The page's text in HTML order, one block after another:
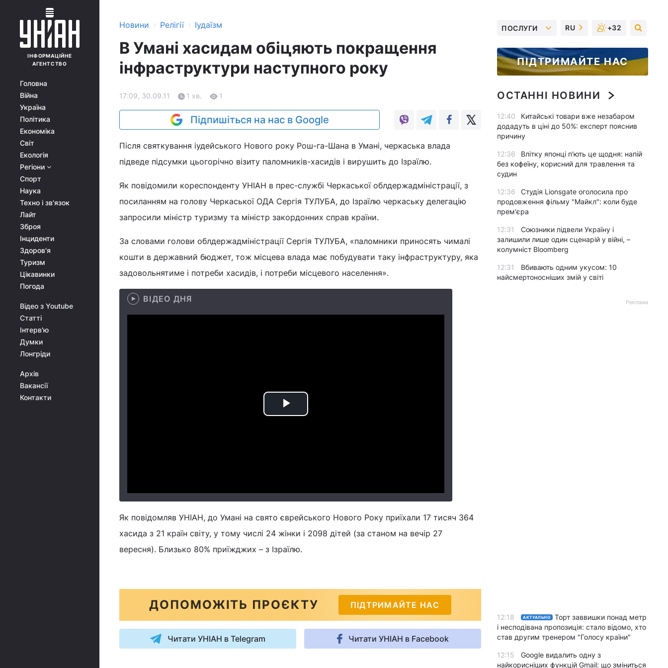
ІНФОРМАЦІЙНЕ
АГЕНТСТВО
Головна
Війна
Україна
Політика
Економіка
Світ
Екологія
Регіони
Спорт
Наука
Техно і зв'язок
Лайт
Зброя
Інциденти
Здоров'я
Туризм
Цікавинки
Погода
Відео з Youtube
Статті
Інтерв'ю
Думки
Лонгріди
Архів
Вакансії
Контакти
Новини › Релігії › Іудаїзм
В Умані хасидам обіцяють покращення
інфраструктури наступного року
17:09, 30.09.11 1 хв. 1
Підпишіться на нас в Google
Після святкування іудейського Нового року Рош-га-Шана в Умані, черкаська влада
підведе підсумки цьогорічно візиту паломників-хасидів і вирушить до Ізраїлю.
Як повідомили кореспонденту УНІАН в прес-службі Черкаської облдержадміністрації, з
посиланням на голову Черкаської ОДА Сергія ТУЛУБА, до Ізраїлю черкаську делегацію
запросили міністр туризму та міністр закордонних справ країни.
За словами голови облдержадміністрації Сергія ТУЛУБА, «паломники приносять чималі
кошти в державний бюджет, тож місцева влада має побудувати таку інфраструктуру, яка
задовольнятиме і потреби хасидів, і потреби місцевого населення».
ВІДЕО ДНЯ
Play
Як повідомляв УНІАН, до Умані на свято єврейського Нового Року приїхали 17 тисяч 364
хасида з 21 країн світу, у тому числі 24 жінки і 2098 дітей (за станом на вечір 27
вересня). Близько 80% приїжджих – з Ізраїлю.
ДОПОМОЖІТЬ ПРОЄКТУ ПІДТРИМАЙТЕ НАС
Читати УНІАН в Telegram Читати УНІАН в Facebook
ПОСЛУГИ RU +32
ПІДТРИМАЙТЕ НАС
ОСТАННІ НОВИНИ
12:40
Китайські товари вже незабаром
додадуть в ціні до 50%: експерт пояснив
причину
12:36
Влітку японці п'ють це щодня: напій
без кофеїну, корисний для травлення та
судин
12:36
Студія Lionsgate оголосила про
продовження фільму "Майкл": коли буде
прем'єра
12:31
Союзники підвели Україну і
залишили лише один сценарій у війні, –
колумніст Bloomberg
12:31
Вбивають одним укусом: 10
найсмертоносніших змій у світі
Реклама
12:18 АКТУАЛЬНО
Торт заввишки понад метр
і несподівана пропозиція: стало відомо, хто
став другим тренером "Голосу країни"
12:15
Google видалить одну з
найкорисніших функцій Gmail: що зміниться